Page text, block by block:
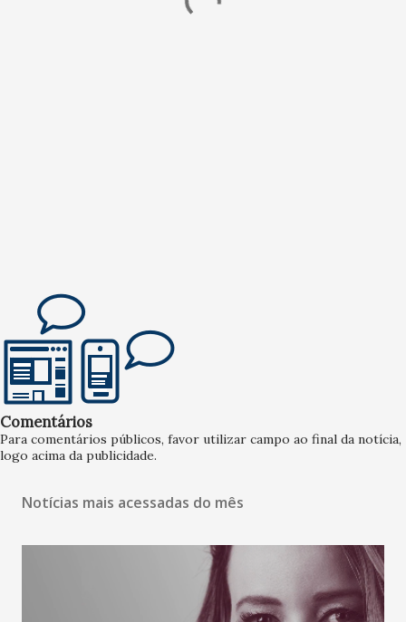
Comentários
Para comentários públicos, favor utilizar campo ao final da notícia,
logo acima da publicidade.
Notícias mais acessadas do mês